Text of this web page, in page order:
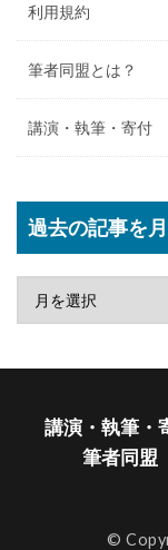
利用規約
筆者同盟とは？
講演・執筆・寄付
過去の記事を
講演・執筆・
筆者同盟
©